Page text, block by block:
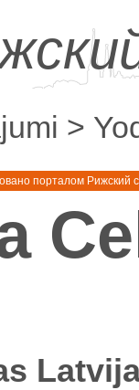
порталом Рижский